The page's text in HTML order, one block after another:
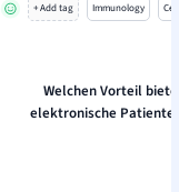
+ Add tag Immunology
Welchen Vorteil
elektronische